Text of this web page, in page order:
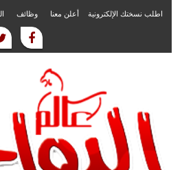
اطلب نسختك الإلكترونية أعلن معنا وظائف